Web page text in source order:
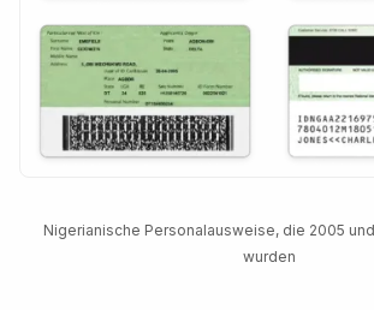
Nigerianische Personalausweise, die 2005
wurden